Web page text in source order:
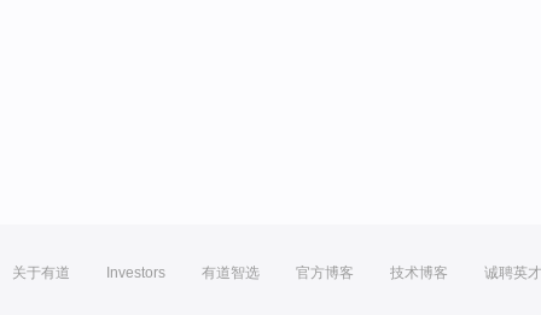
关于有道 Investors 有道智选 官方博客 技术博客 诚聘英才